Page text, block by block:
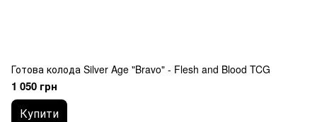
Готова колода Silver Age "Bravo" - Flesh and Blood TCG
1 050 грн
Купити